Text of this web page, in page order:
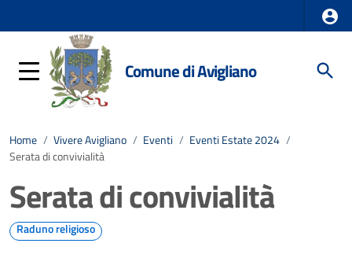
Comune di Avigliano
Home / Vivere Avigliano / Eventi / Eventi Estate 2024 /
Serata di convivialità
Serata di convivialità
Raduno religioso